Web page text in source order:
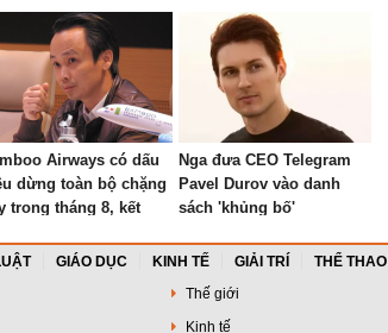
Airways có dấu
dừng toàn bộ chặng
trong tháng 8, kết
do ông Trịnh Văn
Nga đưa CEO Telegram
Pavel Durov vào danh
sách 'khủng bố'
GIÁO DỤC KINH TẾ GIẢI TRÍ THỂ THAO
Thế giới
Kinh tế